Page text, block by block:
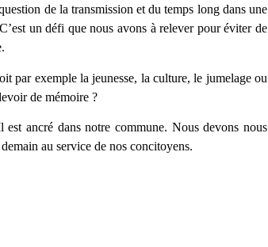
de la transmission et du temps long dans une
un défi que nous avons à relever pour éviter de
par exemple la jeunesse, la culture, le jumelage ou
de mémoire ?
ancré dans notre commune. Nous devons nous
au service de nos concitoyens.